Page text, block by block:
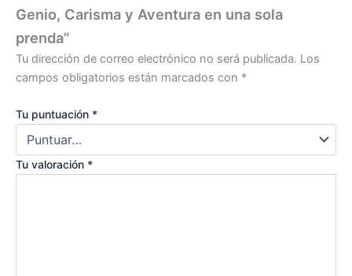
Genio, Carisma y Aventura en una sola
prenda”
Tu dirección de correo electrónico no será publicada. Los
campos obligatorios están marcados con *
Tu puntuación *
Tu valoración *